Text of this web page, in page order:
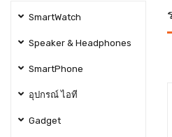
SmartWatch
Speaker & Headphones
SmartPhone
อุปกรณ์ ไอที
Gadget